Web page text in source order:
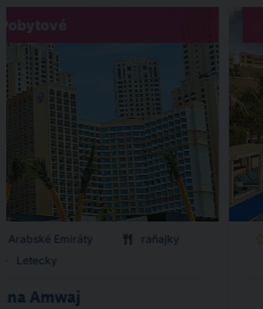
Arabské Emiráty
raňajky
Letecky
Amwaj